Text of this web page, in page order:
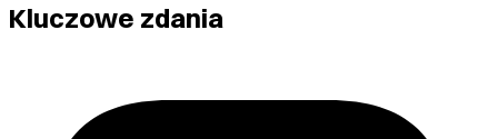
Kluczowe zdania